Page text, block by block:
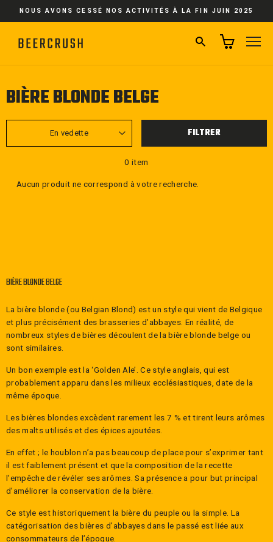
PasserNOUS AVONS CESSÉ NOS ACTIVITÉS À LA FIN JUIN 2025
RECHERCHER
BIÈRE BLONDE BELGE
FILTRER
0 item
Aucun produit ne correspond à votre recherche.
BIÈRE BLONDE BELGE
La bière blonde (ou Belgian Blond) est un style qui vient de Belgique
et plus précisément des brasseries d’abbayes. En réalité, de
nombreux styles de bières découlent de la bière blonde belge ou
sont similaires.
Un bon exemple est la ‘Golden Ale’. Ce style anglais, qui est
probablement apparu dans les milieux ecclésiastiques, date de la
même époque.
Les bières blondes excèdent rarement les 7 % et tirent leurs arômes
des malts utilisés et des épices ajoutées.
En effet ; le houblon n’a pas beaucoup de place pour s’exprimer tant
il est faiblement présent et que la composition de la recette
l’empêche de révéler ses arômes. Sa présence a pour but principal
d’améliorer la conservation de la bière.
Ce style est historiquement la bière du peuple ou la simple. La
catégorisation des bières d’abbayes dans le passé est liée aux
consommateurs de l’époque.